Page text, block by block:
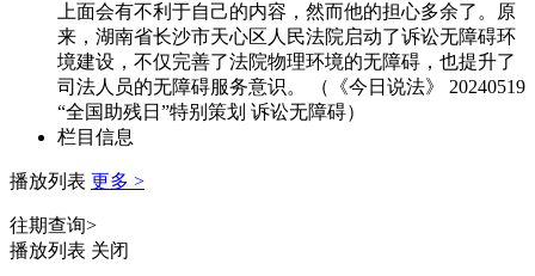
上面会有不利于自己的内容，然而他的担心多余了。原
来，湖南省长沙市天心区人民法院启动了诉讼无障碍环
境建设，不仅完善了法院物理环境的无障碍，也提升了
司法人员的无障碍服务意识。 （《今日说法》 20240519
“全国助残日”特别策划 诉讼无障碍）
栏目信息
播放列表 更多 >
往期查询>
播放列表 关闭